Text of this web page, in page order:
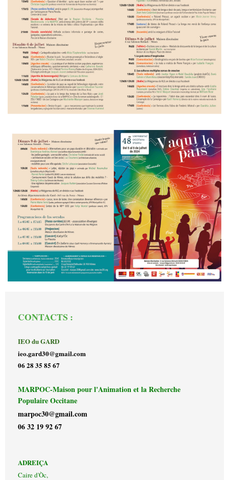
CONTACTS :
IEO du GARD
ieo.gard30@gmail.com
06 28 35 85 67
MARPOC-Maison pour l'Animation et la Recherche
Populaire Occitane
marpoc30@gmail.com
06 32 19 92 67
ADREIÇA
Caire d'Òc,